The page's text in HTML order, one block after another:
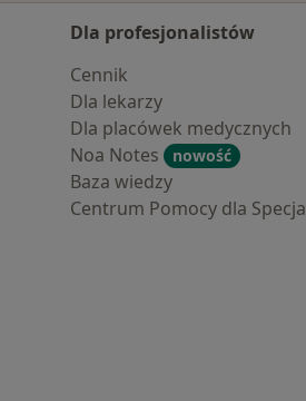
Dla profesjonalistów
Cennik
Dla lekarzy
Dla placówek medycznych
Noa Notes
nowość
Baza wiedzy
Centrum Pomocy dla